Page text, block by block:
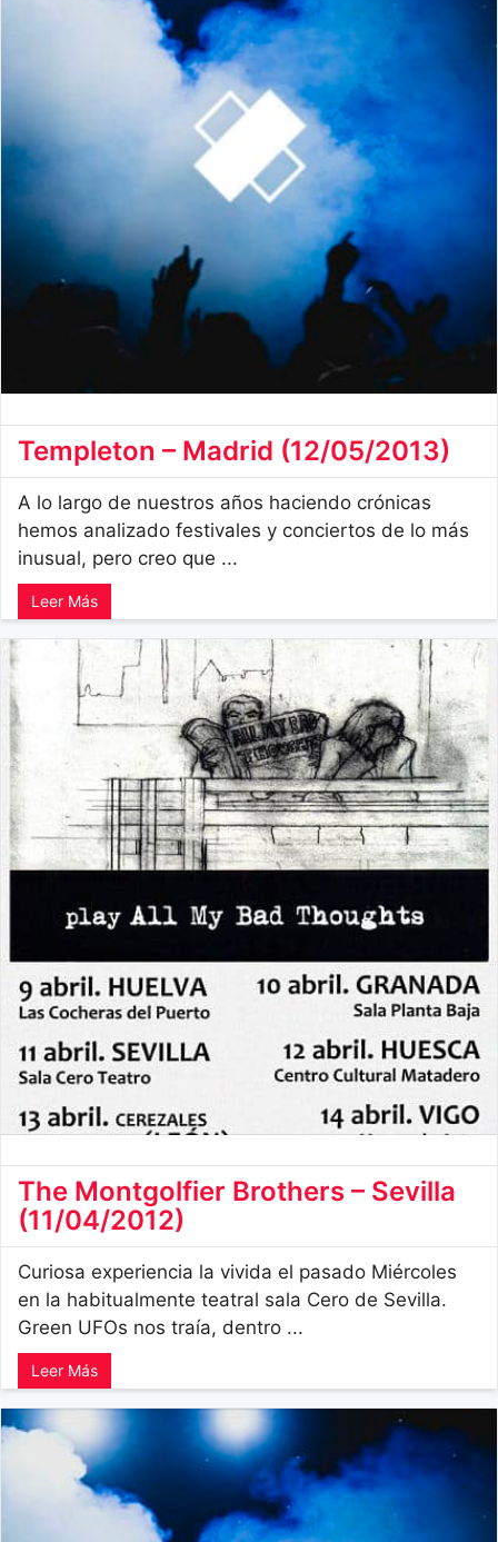
Templeton – Madrid (12/05/2013)
A lo largo de nuestros años haciendo crónicas
hemos analizado festivales y conciertos de lo más
inusual, pero creo que ...
Leer Más
The Montgolfier Brothers – Sevilla
(11/04/2012)
Curiosa experiencia la vivida el pasado Miércoles
en la habitualmente teatral sala Cero de Sevilla.
Green UFOs nos traía, dentro ...
Leer Más